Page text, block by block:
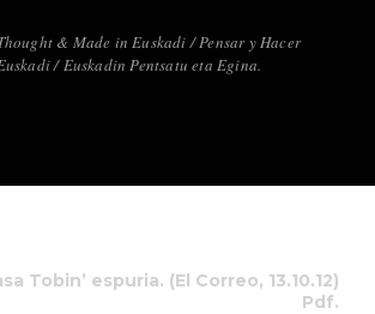
& Made in Euskadi / Pensar y Hacer
/ Euskadin Pentsatu eta Egina.
Tobin’ espuria. (El Correo, 13.10.12)
Pdf.